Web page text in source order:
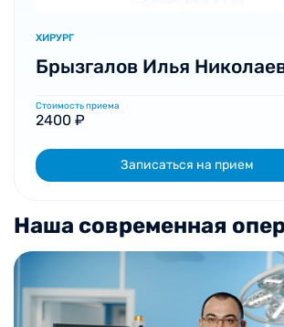
ХИРУРГ
Брызгалов Илья
Стоимость приема
2400 ₽
Записаться на прием
Наша современная